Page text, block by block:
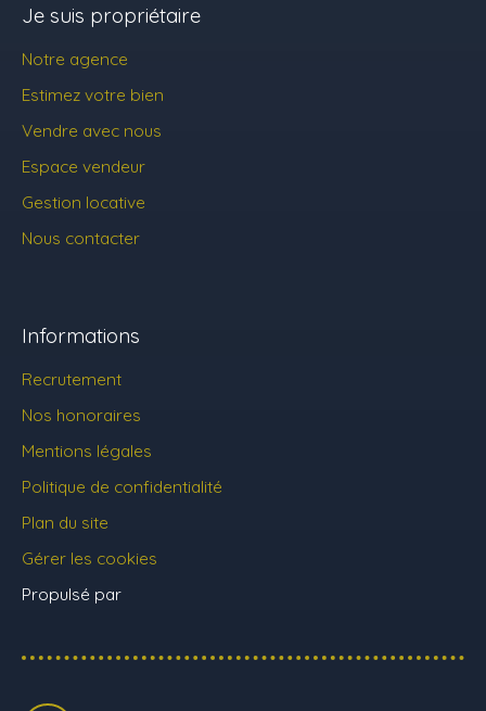
Je suis propriétaire
Notre agence
Estimez votre bien
Vendre avec nous
Espace vendeur
Gestion locative
Nous contacter
Informations
Recrutement
Nos honoraires
Mentions légales
Politique de confidentialité
Plan du site
Gérer les cookies
Propulsé par